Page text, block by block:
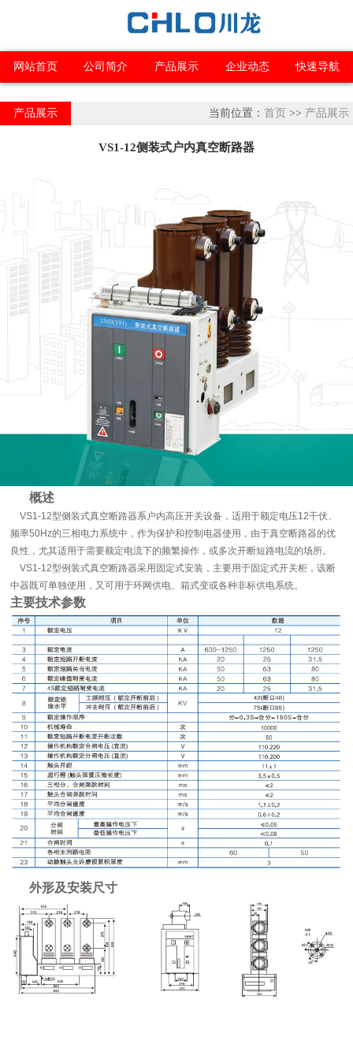
网站首页 公司简介 产品展示 企业动态 快速导航
当前位置： 首页 >> 产品展示
产品展示
VS1-12侧装式户内真空断路器
概述
VS1-12型侧装式真空断路器系户内高压开关设备，适用于额定电压12干伏、
频率50Hz的三相电力系统中，作为保护和控制电器使用，由于真空断路器的优
良性，尤其适用于需要额定电流下的频繁操作，或多次开断短路电流的场所。
VS1-12型例装式真空断路器采用固定式安装，主要用于固定式开关柜，该断
中器既可单独使用，又可用于环网供电、箱式变或各种非标供电系统。
主要技术参数
外形及安装尺寸